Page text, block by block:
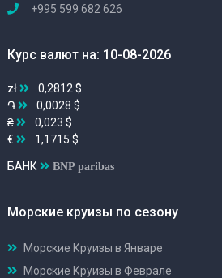
+995 599 682 626
Курс валют на: 10-08-2026
zł
0,2812 $
֏
0,0028 $
₴
0,023 $
€
1,1715 $
БАНК BNP paribas
Морские круизы по сезону
Морские Круизы в Январе
Морские Круизы в Феврале